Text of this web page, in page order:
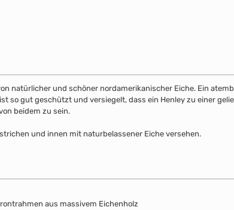
natürlicher und schöner nordamerikanischer Eiche. Ein
so gut geschützt und versiegelt, dass ein Henley zu einer
beidem zu sein.
und innen mit naturbelassener Eiche versehen.
aus massivem Eichenholz